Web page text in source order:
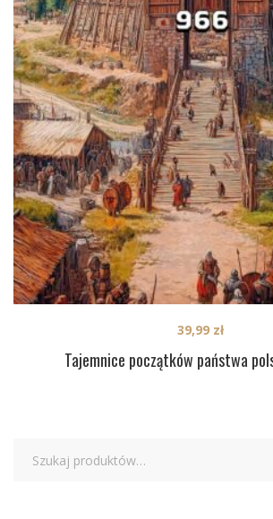
Tajemnice początków państwa
39,99 zł